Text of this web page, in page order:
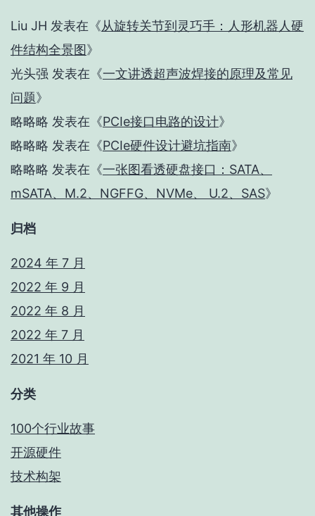
Liu JH 发表在《从旋转关节到灵巧手：人形机器人硬
件结构全景图》
光头强 发表在《一文讲透超声波焊接的原理及常见
问题》
略略略 发表在《PCIe接口电路的设计》
略略略 发表在《PCIe硬件设计避坑指南》
略略略 发表在《一张图看透硬盘接口：SATA、
mSATA、M.2、NGFFG、NVMe、 U.2、SAS》
归档
2024 年 7 月
2022 年 9 月
2022 年 8 月
2022 年 7 月
2021 年 10 月
分类
100个行业故事
开源硬件
技术构架
其他操作